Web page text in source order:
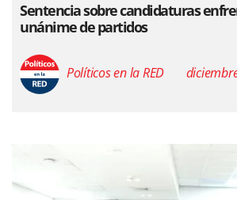
Sentencia sobre candidaturas
unánime de partidos
Políticos en la RED